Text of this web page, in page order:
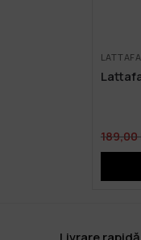
LATTAFA
189,00